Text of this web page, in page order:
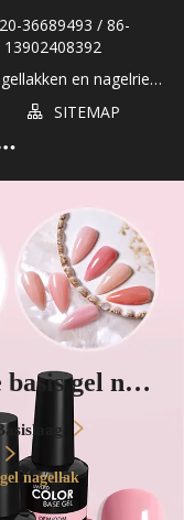
36689493 / 86-
13902408392
en nagelriem
SITEMAP
gel nag
Basislaag
nagellak